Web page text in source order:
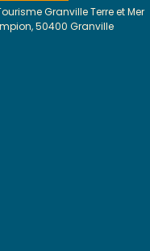
Granville Terre et Mer
50400 Granville